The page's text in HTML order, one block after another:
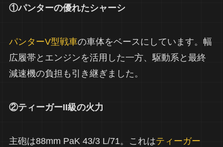
①パンターの優れたシャーシ
パンターV型戦車の車体をベースにしています。幅
広履帯とエンジンを活用した一方、駆動系と最終
減速機の負担も引き継ぎました。
②ティーガーII級の火力
主砲は88mm PaK 43/3 L/71。これはティーガー